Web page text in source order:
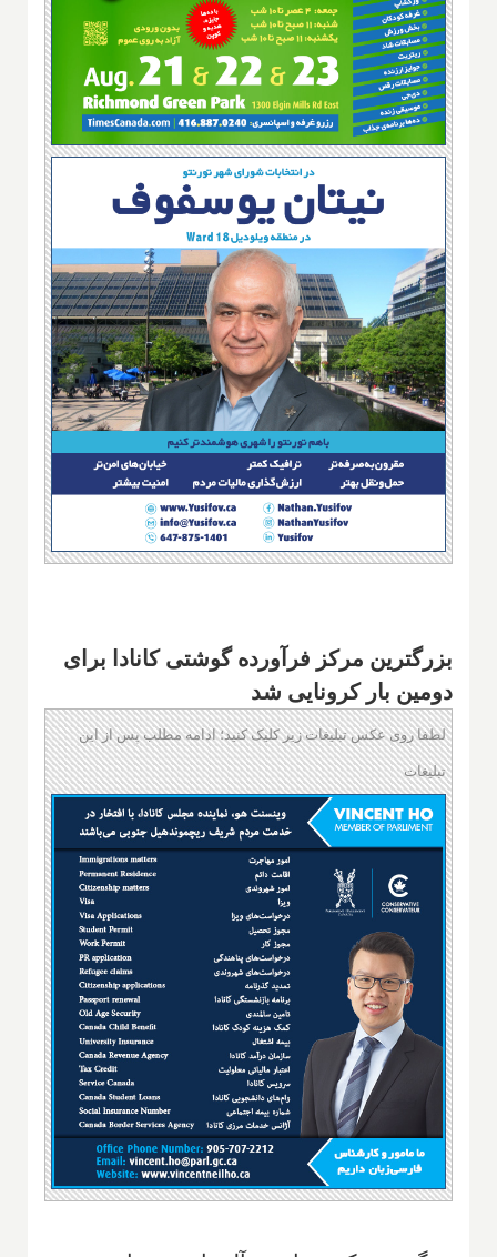
بزرگترین مرکز فرآورده گوشتی کانادا برای
دومین بار کرونایی شد
لطفا روی عکس تبلیغات زیر کلیک کنید؛ ادامه مطلب پس از این
تبلیغات